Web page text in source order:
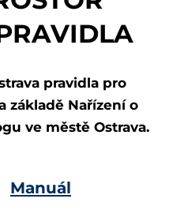
pravidla pro
základě Nařízení o
ve městě Ostrava.
Manuál